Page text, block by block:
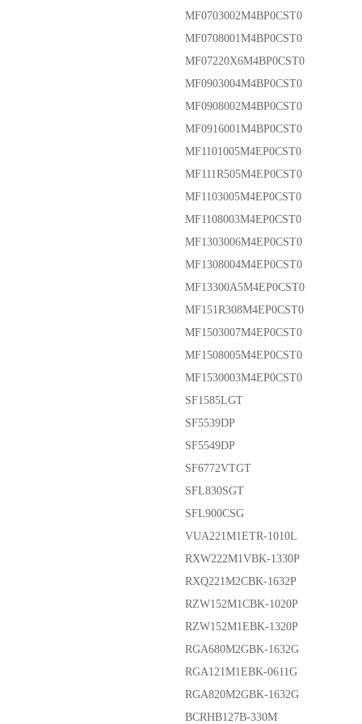
MF0703002M4BP0CST0
MF0708001M4BP0CST0
MF07220X6M4BP0CST0
MF0903004M4BP0CST0
MF0908002M4BP0CST0
MF0916001M4BP0CST0
MF1101005M4EP0CST0
MF111R505M4EP0CST0
MF1103005M4EP0CST0
MF1108003M4EP0CST0
MF1303006M4EP0CST0
MF1308004M4EP0CST0
MF13300A5M4EP0CST0
MF151R308M4EP0CST0
MF1503007M4EP0CST0
MF1508005M4EP0CST0
MF1530003M4EP0CST0
SF1585LGT
SF5539DP
SF5549DP
SF6772VTGT
SFL830SGT
SFL900CSG
VUA221M1ETR-1010L
RXW222M1VBK-1330P
RXQ221M2CBK-1632P
RZW152M1CBK-1020P
RZW152M1EBK-1320P
RGA680M2GBK-1632G
RGA121M1EBK-0611G
RGA820M2GBK-1632G
BCRHB127B-330M